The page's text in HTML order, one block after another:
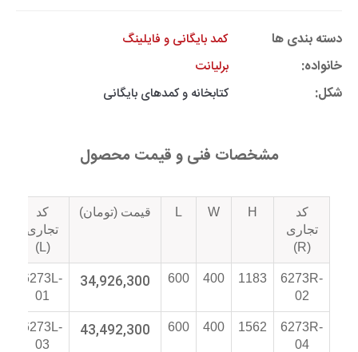
دسته بندی ها کمد بایگانی و فایلینگ
خانواده: برلیانت
شکل: کتابخانه و کمدهای بایگانی
مشخصات فنی و قیمت محصول
کد
تجاری
(R)
H
W
L قیمت (تومان)
کد
تجاری
(L)
6273R-
02
1183
400
600
34,926,300
6273L-
01
6273R-
04
1562
400
600
43,492,300
6273L-
03